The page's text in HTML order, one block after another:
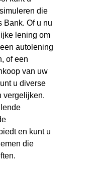
die
Bank. Of u nu
lening om
autolening
of een
van uw
u diverse
vergelijken.
en kunt u
die